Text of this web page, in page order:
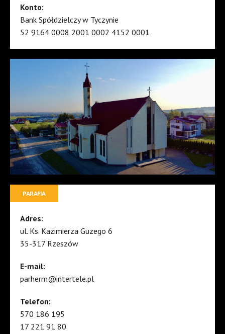
Konto:
Bank Spółdzielczy w Tyczynie
52 9164 0008 2001 0002 4152 0001
PARAFIA
Adres:
ul. Ks. Kazimierza Guzego 6
35-317 Rzeszów
E-mail:
parherm@intertele.pl
Telefon:
570 186 195
17 221 91 80